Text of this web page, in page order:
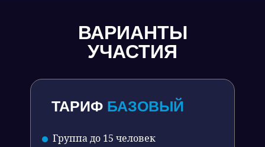
ВАРИАНТЫ
УЧАСТИЯ
Группа до 15 человек
ТАРИФ БАЗОВЫЙ